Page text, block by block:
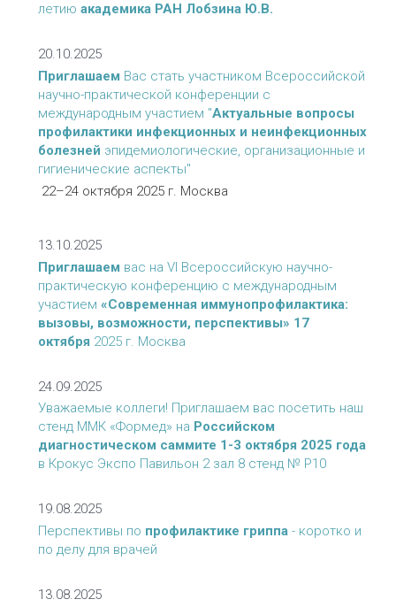
летию академика РАН Лобзина Ю.В.
20.10.2025
Приглашаем Вас стать участником Всероссийской
научно-практической конференции с
международным участием "Актуальные вопросы
профилактики инфекционных и неинфекционных
болезней эпидемиологические, организационные и
гигиенические аспекты"
22–24 октября 2025 г. Москва
13.10.2025
Приглашаем вас на VI Всероссийскую научно-
практическую конференцию с международным
участием «Современная иммунопрофилактика:
вызовы, возможности, перспективы» 17
октября 2025 г. Москва
24.09.2025
Уважаемые коллеги! Приглашаем вас посетить наш
стенд ММК «Формед» на Российском
диагностическом саммите 1-3 октября 2025 года
в Крокус Экспо Павильон 2 зал 8 стенд № Р10
19.08.2025
Перспективы по профилактике гриппа - коротко и
по делу для врачей
13.08.2025